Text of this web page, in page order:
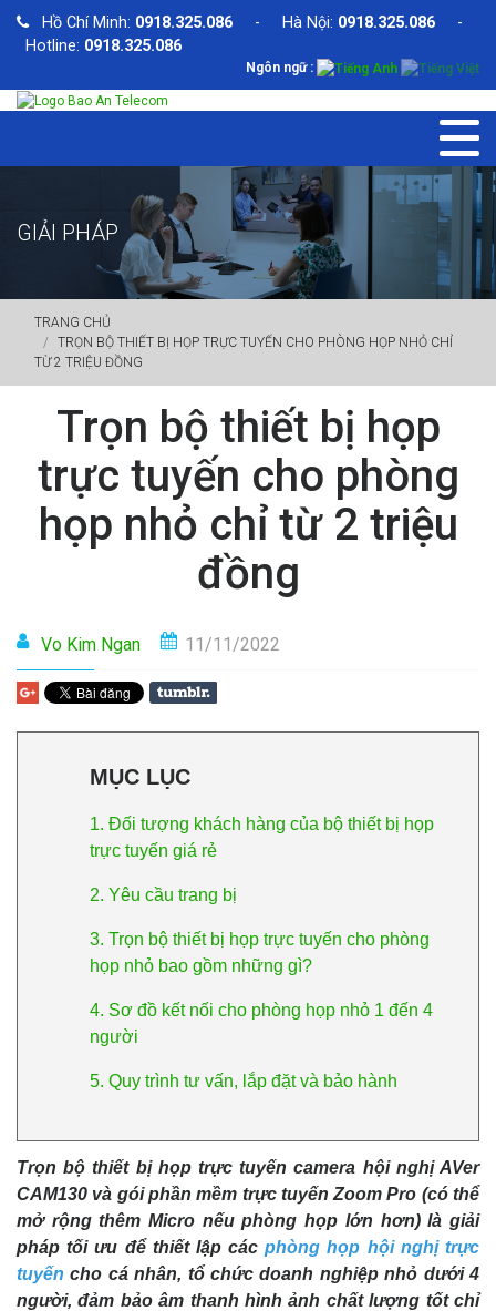
Hồ Chí Minh: 0918.325.086 - Hà Nội: 0918.325.086 -
Hotline: 0918.325.086
Ngôn ngữ :
GIẢI PHÁP
TRANG CHỦ
TRỌN BỘ THIẾT BỊ HỌP TRỰC TUYẾN CHO PHÒNG HỌP NHỎ CHỈ
TỪ 2 TRIỆU ĐỒNG
Trọn bộ thiết bị họp
trực tuyến cho phòng
họp nhỏ chỉ từ 2 triệu
đồng
Vo Kim Ngan 11/11/2022
MỤC LỤC
1. Đối tượng khách hàng của bộ thiết bị họp
trực tuyến giá rẻ
2. Yêu cầu trang bị
3. Trọn bộ thiết bị họp trực tuyến cho phòng
họp nhỏ bao gồm những gì?
4. Sơ đồ kết nối cho phòng họp nhỏ 1 đến 4
người
5. Quy trình tư vấn, lắp đặt và bảo hành
Trọn bộ thiết bị họp trực tuyến camera hội nghị AVer
CAM130 và gói phần mềm trực tuyến Zoom Pro (có thể
mở rộng thêm Micro nếu phòng họp lớn hơn) là giải
pháp tối ưu để thiết lập cácphòng họp hội nghị trực
tuyến cho cá nhân, tổ chức doanh nghiệp nhỏ dưới 4
người, đảm bảo âm thanh hình ảnh chất lượng tốt chỉ